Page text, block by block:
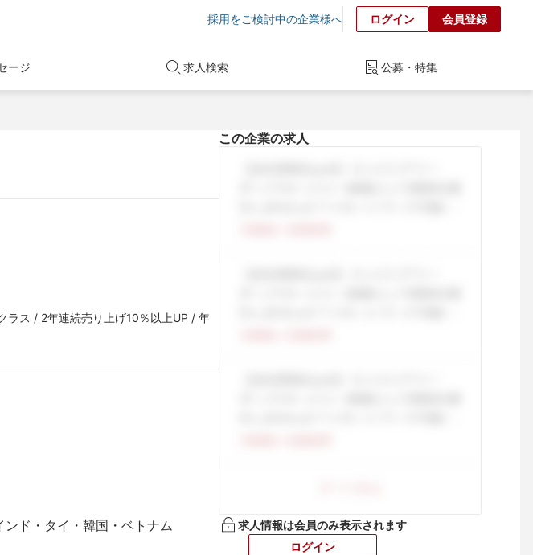
採用をご検討中の企業様へ ログイン 会員登録
ージ 求人検索 公募・特集
ラス / 2年連続売り上げ10％以上UP / 年
ンド・タイ・韓国・ベトナム
この企業の求人
求人情報は会員のみ表示されます
ログイン